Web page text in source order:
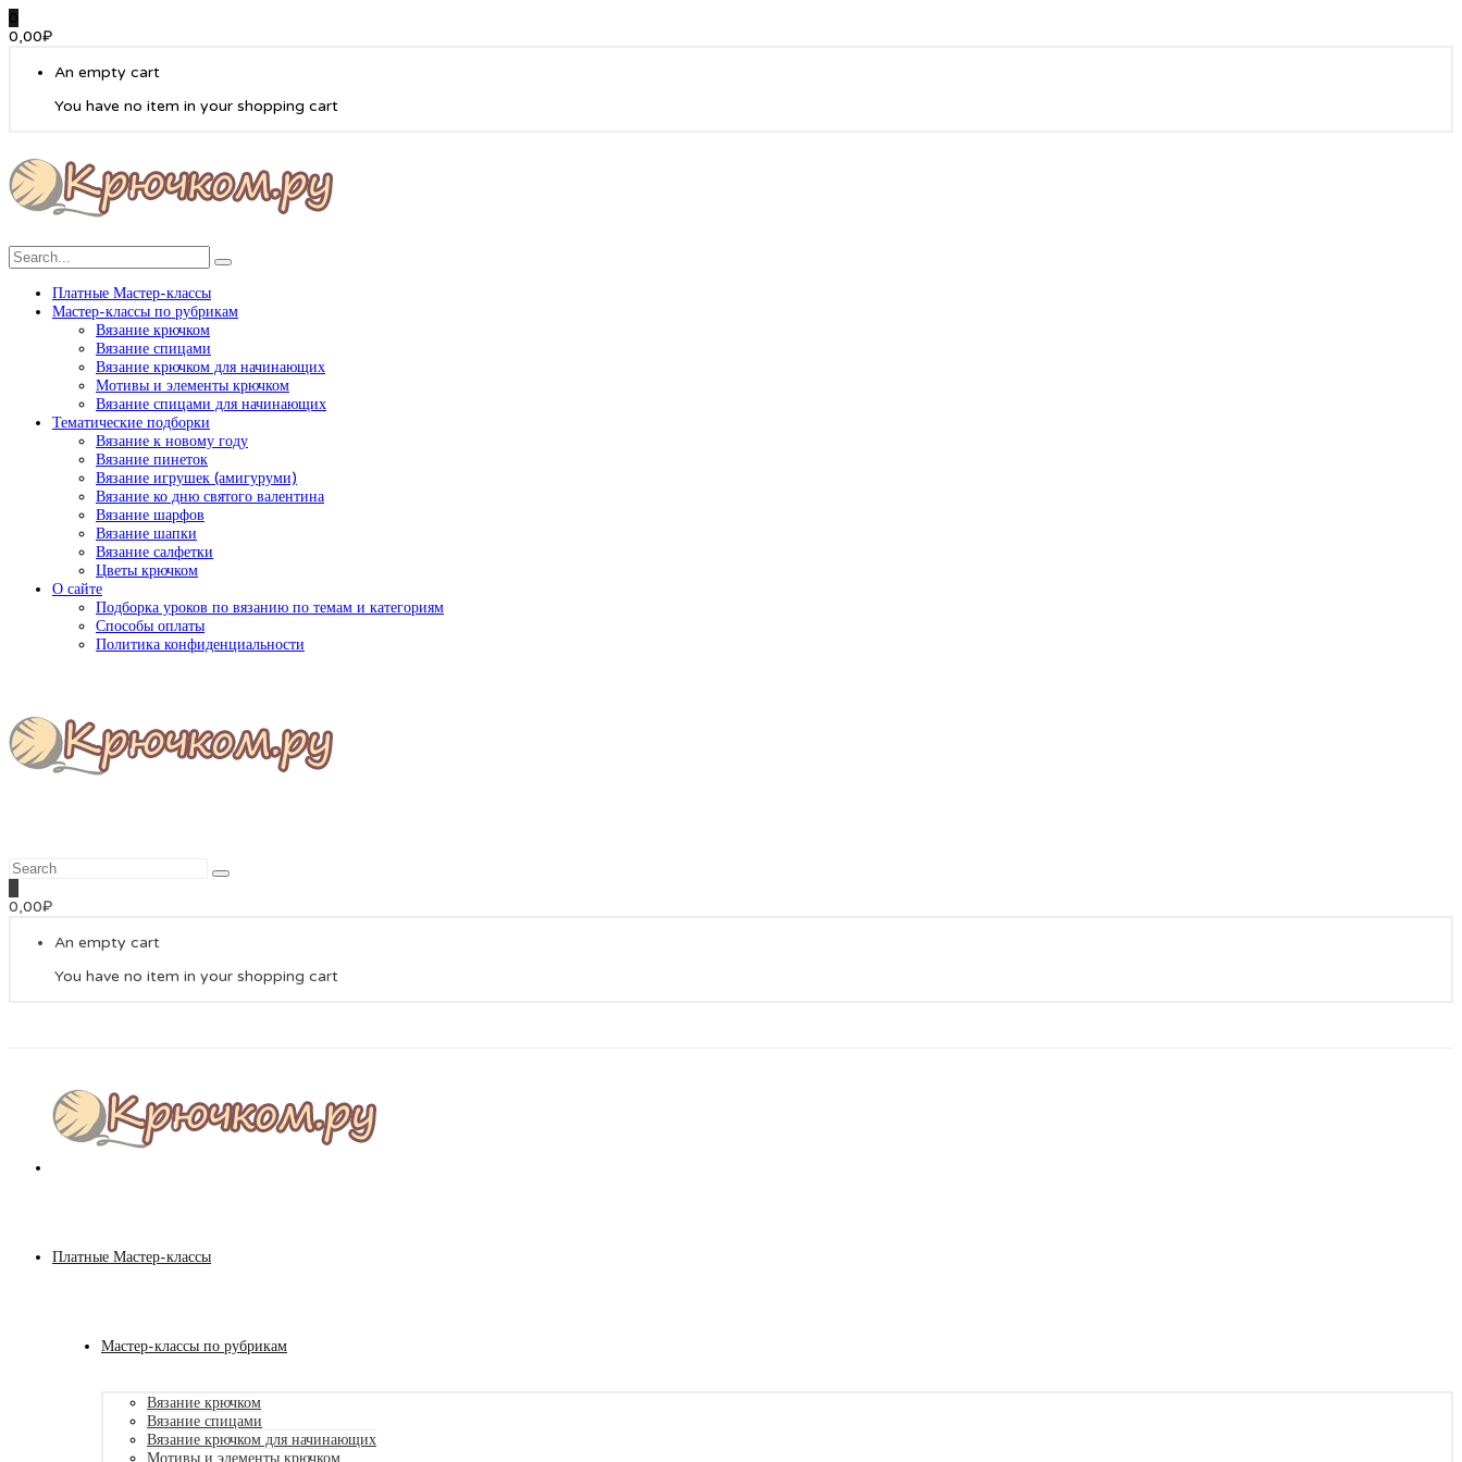
0
0,00₽
An empty cart
You have no item in your shopping cart
Платные Мастер-классы
Мастер-классы по рубрикам
Вязание крючком
Вязание спицами
Вязание крючком для начинающих
Мотивы и элементы крючком
Вязание спицами для начинающих
Тематические подборки
Вязание к новому году
Вязание пинеток
Вязание игрушек (амигуруми)
Вязание ко дню святого валентина
Вязание шарфов
Вязание шапки
Вязание салфетки
Цветы крючком
О сайте
Подборка уроков по вязанию по темам и категориям
Способы оплаты
Политика конфиденциальности
0,00₽
An empty cart
You have no item in your shopping cart
Платные Мастер-классы
Мастер-классы по рубрикам
Вязание крючком
Вязание спицами
Вязание крючком для начинающих
Мотивы и элементы крючком